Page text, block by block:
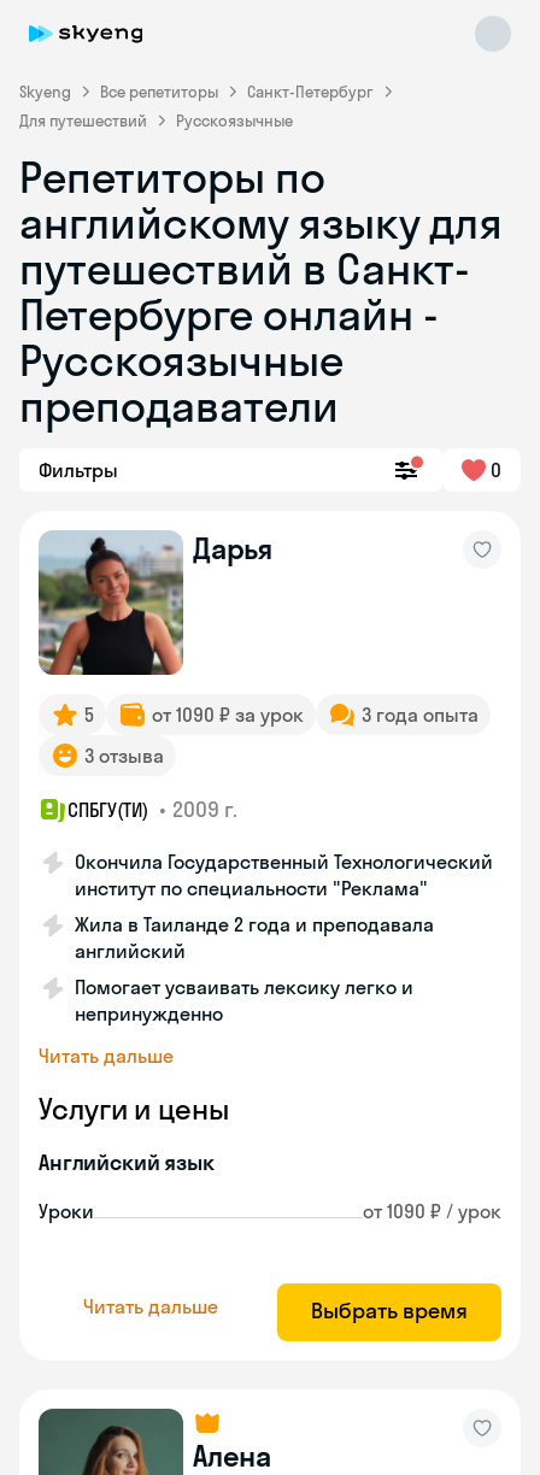
Skyeng Все репетиторы
Санкт-Петербург
Для путешествий
Русскоязычные
Репетиторы по
английскому языку для
путешествий в Санкт-
Петербурге онлайн -
Русскоязычные
преподаватели
Фильтры 0
Дарья
5 от 1090 ₽ за урок
3 года опыта
3 отзыва
СПБГУ(ТИ) • 2009 г.
Окончила Государственный Технологический
институт по специальности "Реклама"
Жила в Таиланде 2 года и преподавала
английский
Помогает усваивать лексику легко и
непринужденно
Читать дальше
Услуги и цены
Английский язык
Уроки от 1090 ₽ / урок
Читать дальше Выбрать время
Алена
Skyeng Chat
online